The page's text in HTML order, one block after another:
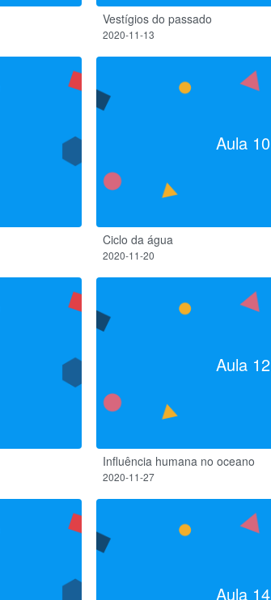
Vestígios do passado
2020-11-13
Aula 10
Ciclo da água
2020-11-20
Aula 12
Influência humana no oceano
2020-11-27
Aula 14